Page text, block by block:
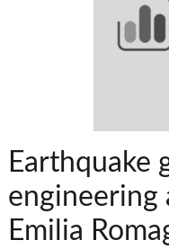
Earthquake
engineering
Emilia